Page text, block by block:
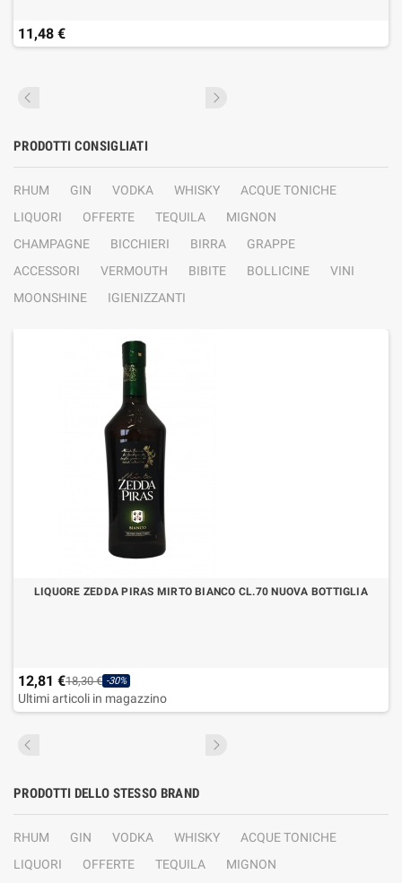
11,48 €
PRODOTTI CONSIGLIATI
RHUM GIN VODKA WHISKY
ACQUE TONICHE
LIQUORI
OFFERTE TEQUILA
MIGNON
CHAMPAGNE
BICCHIERI BIRRA
GRAPPE
ACCESSORI
VERMOUTH BIBITE BOLLICINE
VINI
MOONSHINE
IGIENIZZANTI
LIQUORE ZEDDA PIRAS MIRTO BIANCO CL.70 NUOVA BOTTIGLIA
12,81 €18,30 € -30%
Ultimi articoli in magazzino
PRODOTTI DELLO STESSO BRAND
RHUM GIN VODKA WHISKY
ACQUE TONICHE
LIQUORI
OFFERTE TEQUILA
MIGNON